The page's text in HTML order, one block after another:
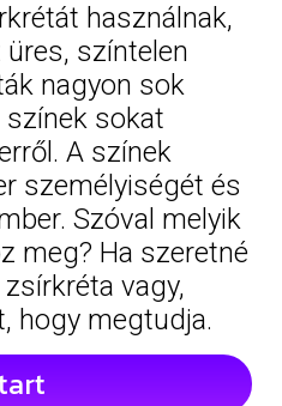
használnak,
színtelen
nagyon sok
színek sokat
A színek
személyiségét és
Szóval melyik
meg? Ha szeretné
vagy,
hogy megtudja.